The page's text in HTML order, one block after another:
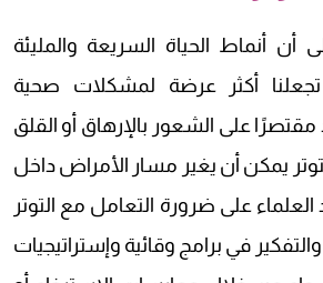
أن أنماط الحياة السريعة والمليئة
أكثر عرضة لمشكلات صحية
على الشعور بالإرهاق أو القلق
يمكن أن يغير مسار الأمراض داخل
على ضرورة التعامل مع التوتر
في برامج وقائية وإستراتيجيات